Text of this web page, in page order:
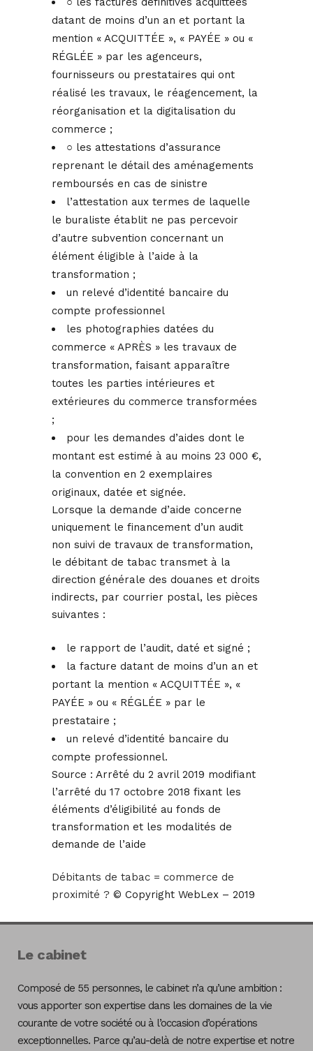
datant de moins d’un an et portant la
mention « ACQUITTÉE », « PAYÉE » ou «
RÉGLÉE » par les agenceurs,
fournisseurs ou prestataires qui ont
réalisé les travaux, le réagencement, la
réorganisation et la digitalisation du
commerce ;
○ les attestations d’assurance
reprenant le détail des aménagements
remboursés en cas de sinistre
l’attestation aux termes de laquelle
le buraliste établit ne pas percevoir
d’autre subvention concernant un
élément éligible à l’aide à la
transformation ;
un relevé d’identité bancaire du
compte professionnel
les photographies datées du
commerce « APRÈS » les travaux de
transformation, faisant apparaître
toutes les parties intérieures et
extérieures du commerce transformées
;
pour les demandes d’aides dont le
montant est estimé à au moins 23 000 €,
la convention en 2 exemplaires
originaux, datée et signée.
Lorsque la demande d’aide concerne
uniquement le financement d’un audit
non suivi de travaux de transformation,
le débitant de tabac transmet à la
direction générale des douanes et droits
indirects, par courrier postal, les pièces
suivantes :
le rapport de l’audit, daté et signé ;
la facture datant de moins d’un an et
portant la mention « ACQUITTÉE », «
PAYÉE » ou « RÉGLÉE » par le
prestataire ;
un relevé d’identité bancaire du
compte professionnel.
Source : Arrêté du 2 avril 2019 modifiant
l’arrêté du 17 octobre 2018 fixant les
éléments d’éligibilité au fonds de
transformation et les modalités de
demande de l’aide
Débitants de tabac = commerce de
proximité ? © Copyright WebLex – 2019
Le cabinet
Composé de 55 personnes, le cabinet n’a qu’une ambition :
vous apporter son expertise dans les domaines de la vie
courante de votre société ou à l’occasion d’opérations
exceptionnelles. Parce qu’au-delà de notre expertise et notre